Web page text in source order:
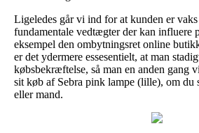
Ligeledes går vi ind for at kunden er
fundamentale vedtægter der kan influere
eksempel den ombytningsret online
er det ydermere essesentielt, at man
købsbekræftelse, så man en anden gang
sit køb af Sebra pink lampe (lille), om du
eller mand.